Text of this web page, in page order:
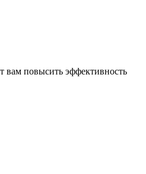
вам повысить эффективность